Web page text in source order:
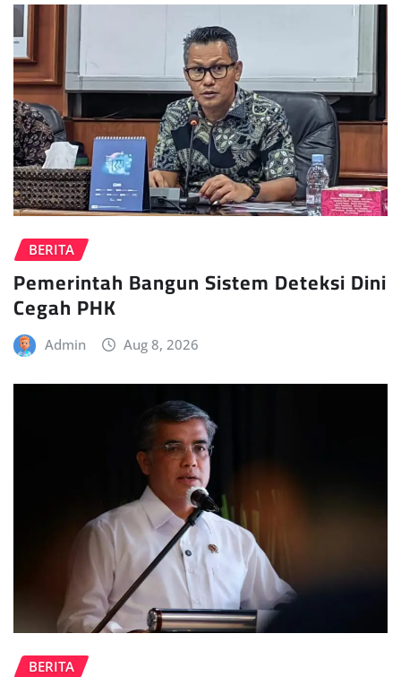
BERITA
Pemerintah Bangun Sistem Deteksi Dini
Cegah PHK
Admin Aug 8, 2026
BERITA